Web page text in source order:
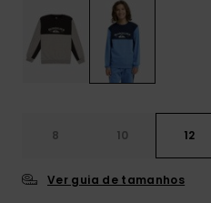
8 10 12
Ver guia de tamanhos